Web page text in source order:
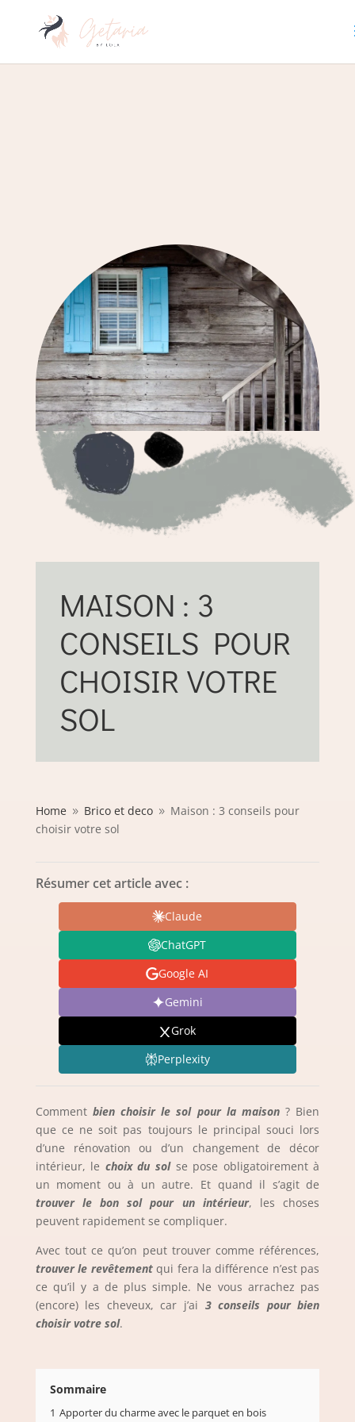
MAISON : 3
CONSEILS POUR
CHOISIR VOTRE
SOL
Home 9 Brico et deco 9 Maison : 3 conseils pour
choisir votre sol
Résumer cet article avec :
Claude
ChatGPT
Google AI
Gemini
Grok
Perplexity
Comment bien choisir le sol pour la maison? Bien
que ce ne soit pas toujours le principal souci lors
d’une rénovation ou d’un changement de décor
intérieur, le choix du solse pose obligatoirement à
un moment ou à un autre. Et quand il s’agit de
trouver le bon sol pour un intérieur, les choses
peuvent rapidement se compliquer.
Avec tout ce qu’on peut trouver comme références,
trouver le revêtementqui fera la différence n’est pas
ce qu’il y a de plus simple. Ne vous arrachez pas
(encore) les cheveux, car j’ai 3 conseils pour bien
choisir votre sol.
Sommaire
1 Apporter du charme avec le parquet en bois